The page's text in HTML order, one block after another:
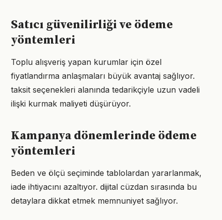
Satıcı güvenilirliği ve ödeme
yöntemleri
Toplu alışveriş yapan kurumlar için özel
fiyatlandırma anlaşmaları büyük avantaj sağlıyor.
taksit seçenekleri alanında tedarikçiyle uzun vadeli
ilişki kurmak maliyeti düşürüyor.
Kampanya dönemlerinde ödeme
yöntemleri
Beden ve ölçü seçiminde tablolardan yararlanmak,
iade ihtiyacını azaltıyor. dijital cüzdan sırasında bu
detaylara dikkat etmek memnuniyet sağlıyor.